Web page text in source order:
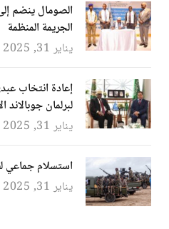
الصومال ينضم
الجريمة المنظمة
يناير 31, 2025
إعادة انتخاب
لبرلمان جوبالاند
يناير 31, 2025
استسلام جماعي
يناير 31, 2025